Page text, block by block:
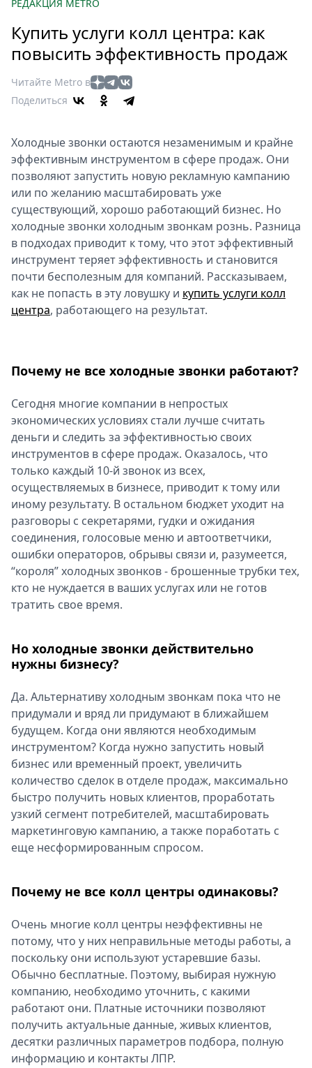
Мир
Здоровье
Еда
Туризм
Театр
Кино
Афиша
Книги
Выставки
Пресс-
релизы
О
Metro
Стримы
2026
Metro
РЕДАКЦИЯ METRO
Купить услуги колл центра: как
повысить эффективность продаж
Читайте Metro в
Поделиться
Холодные звонки остаются незаменимым и крайне
эффективным инструментом в сфере продаж. Они
позволяют запустить новую рекламную кампанию
или по желанию масштабировать уже
существующий, хорошо работающий бизнес. Но
холодные звонки холодным звонкам рознь. Разница
в подходах приводит к тому, что этот эффективный
инструмент теряет эффективность и становится
почти бесполезным для компаний. Рассказываем,
как не попасть в эту ловушку и купить услуги колл
центра, работающего на результат.
Почему не все холодные звонки работают?
Сегодня многие компании в непростых
экономических условиях стали лучше считать
деньги и следить за эффективностью своих
инструментов в сфере продаж. Оказалось, что
только каждый 10-й звонок из всех,
осуществляемых в бизнесе, приводит к тому или
иному результату. В остальном бюджет уходит на
разговоры с секретарями, гудки и ожидания
соединения, голосовые меню и автоответчики,
ошибки операторов, обрывы связи и, разумеется,
“короля” холодных звонков - брошенные трубки тех,
кто не нуждается в ваших услугах или не готов
тратить свое время.
Но холодные звонки действительно
нужны бизнесу?
Да. Альтернативу холодным звонкам пока что не
придумали и вряд ли придумают в ближайшем
будущем. Когда они являются необходимым
инструментом? Когда нужно запустить новый
бизнес или временный проект, увеличить
количество сделок в отделе продаж, максимально
быстро получить новых клиентов, проработать
узкий сегмент потребителей, масштабировать
маркетинговую кампанию, а также поработать с
еще несформированным спросом.
Почему не все колл центры одинаковы?
Очень многие колл центры неэффективны не
потому, что у них неправильные методы работы, а
поскольку они используют устаревшие базы.
Обычно бесплатные. Поэтому, выбирая нужную
компанию, необходимо уточнить, с какими
работают они. Платные источники позволяют
получить актуальные данные, живых клиентов,
десятки различных параметров подбора, полную
информацию и контакты ЛПР.